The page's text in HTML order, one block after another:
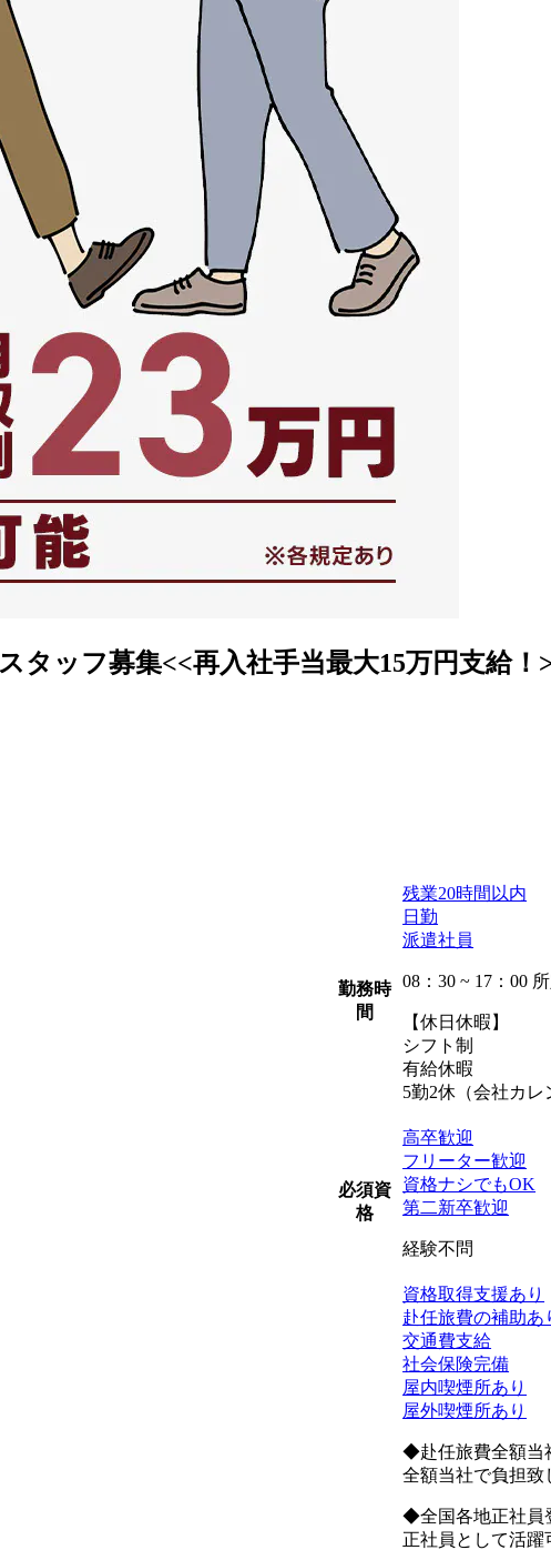
タッフ募集<<再入社手当最大15万円支給！
勤務時
間
残業20時間以内
日勤
派遣社員
08：30 ~ 17：00
【休日休暇】
シフト制
有給休暇
5勤2休（会社カレ
必須資
格
高卒歓迎
フリーター歓迎
資格ナシでもOK
第二新卒歓迎
経験不問
資格取得支援あり
赴任旅費の補助あ
交通費支給
社会保険完備
屋内喫煙所あり
屋外喫煙所あり
◆赴任旅費全額
全額当社で負担致
◆全国各地正社
正社員として活躍